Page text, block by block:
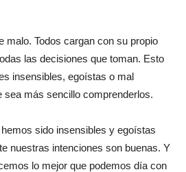
malo. Todos cargan con su propio
las decisiones que toman. Esto
insensibles, egoístas o mal
sea más sencillo comprenderlos.
sido insensibles y egoístas
nuestras intenciones son buenas. Y
lo mejor que podemos día con